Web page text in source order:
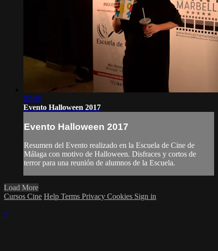
02:08
Evento Halloween 2017
Evento Halloween 2017
Resumen del Evento realizado en la Escuela de Cine de
Málaga con motivo de Halloween. Disfraces y cortos de
terror para una reunión de alumnos de la Escuela.
Load More
Cursos Cine Help Terms Privacy Cookies Sign in
×